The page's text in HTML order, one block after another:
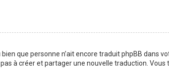
que personne n’ait encore traduit phpBB dans
à créer et partager une nouvelle traduction.